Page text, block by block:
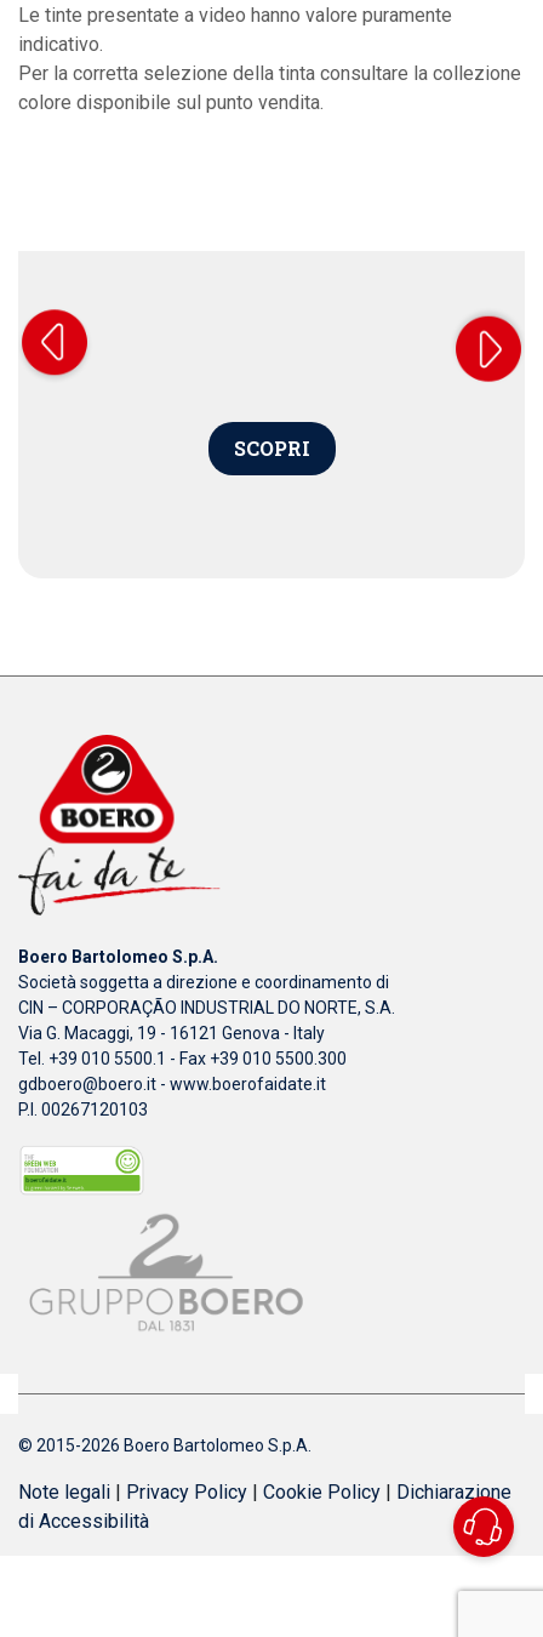
Le tinte presentate a video hanno valore puramente
indicativo.
Per la corretta selezione della tinta consultare la collezione
colore disponibile sul punto vendita.
SCOPRI
Boero Bartolomeo S.p.A.
Società soggetta a direzione e coordinamento di
CIN – CORPORAÇÃO INDUSTRIAL DO NORTE, S.A.
Via G. Macaggi, 19 - 16121 Genova - Italy
Tel. +39 010 5500.1 - Fax +39 010 5500.300
gdboero@boero.it - www.boerofaidate.it
P.I. 00267120103
© 2015-2026 Boero Bartolomeo S.p.A.
Note legali | Privacy Policy | Cookie Policy | Dichiarazione
di Accessibilità